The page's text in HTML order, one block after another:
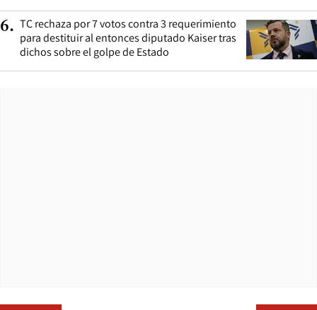
6. TC rechaza por 7 votos contra 3 requerimiento
para destituir al entonces diputado Kaiser tras
dichos sobre el golpe de Estado